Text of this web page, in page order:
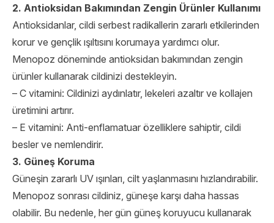
2. Antioksidan Bakımından Zengin Ürünler Kullanımı
Antioksidanlar, cildi serbest radikallerin zararlı etkilerinden
korur ve gençlik ışıltısını korumaya yardımcı olur.
Menopoz döneminde antioksidan bakımından zengin
ürünler kullanarak cildinizi destekleyin.
– C vitamini: Cildinizi aydınlatır, lekeleri azaltır ve kollajen
üretimini artırır.
– E vitamini: Anti-enflamatuar özelliklere sahiptir, cildi
besler ve nemlendirir.
3. Güneş Koruma
Güneşin zararlı UV ışınları, cilt yaşlanmasını hızlandırabilir.
Menopoz sonrası cildiniz, güneşe karşı daha hassas
olabilir. Bu nedenle, her gün güneş koruyucu kullanarak